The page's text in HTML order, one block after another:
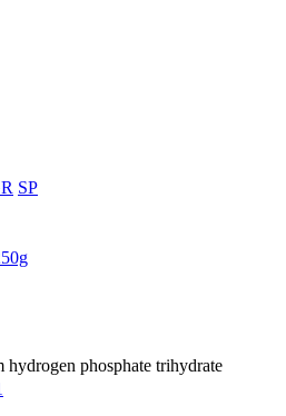
SP
hydrogen phosphate trihydrate